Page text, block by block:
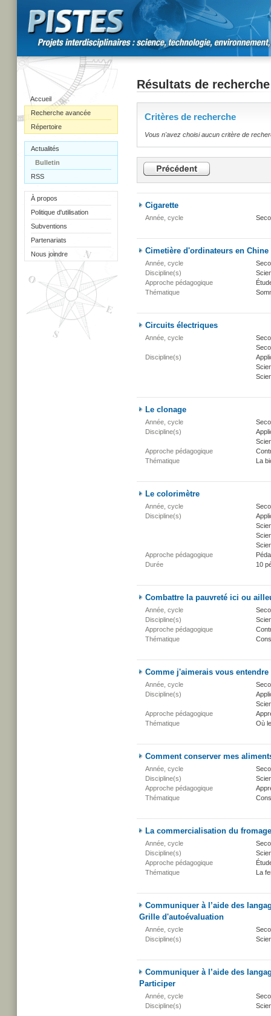
Accueil
Recherche avancée
Répertoire
Actualités
Bulletin
RSS
À propos
Politique d'utilisation
Subventions
Partenariats
Nous joindre
Résultats de recherche
Critères de recherche
Vous n'avez choisi aucun critère de
Cigarette
Année, cycle
Cimetière d'ordinateurs en Chine
Année, cycle
Discipline(s)
Approche pédagogique
Thématique
Circuits électriques
Année, cycle
Discipline(s)
Le clonage
Année, cycle
Discipline(s)
Approche pédagogique
Thématique
La
Le colorimètre
Année, cycle
Discipline(s)
Approche pédagogique
Durée
10
Combattre la pauvreté ici ou
Année, cycle
Discipline(s)
Approche pédagogique
Thématique
Comme j'aimerais vous entendre
Année, cycle
Discipline(s)
Approche pédagogique
Thématique
Où
Comment conserver mes
Année, cycle
Discipline(s)
Approche pédagogique
Thématique
La commercialisation du
Année, cycle
Discipline(s)
Approche pédagogique
Thématique
La
Communiquer à l’aide des
Grille d'autoévaluation
Année, cycle
Discipline(s)
Communiquer à l’aide des
Participer
Année, cycle
Discipline(s)